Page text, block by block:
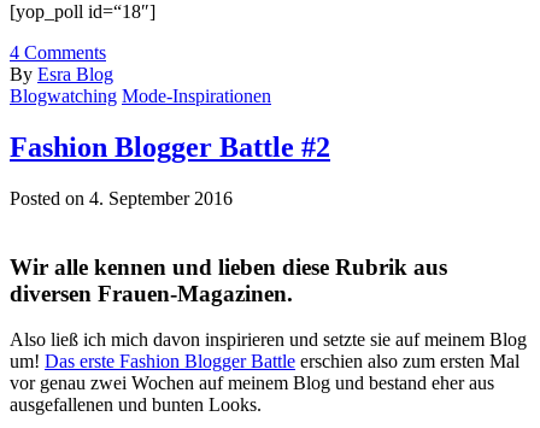
[yop_poll id=“18″]
4 Comments
By Esra Blog
Blogwatching Mode-Inspirationen
Fashion Blogger Battle #2
Posted on 4. September 2016
Wir alle kennen und lieben diese Rubrik aus
diversen Frauen-Magazinen.
Also ließ ich mich davon inspirieren und setzte sie auf meinem Blog
um! Das erste Fashion Blogger Battle erschien also zum ersten Mal
vor genau zwei Wochen auf meinem Blog und bestand eher aus
ausgefallenen und bunten Looks.